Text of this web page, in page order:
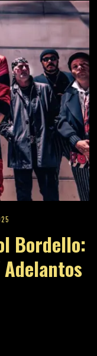
Bordello:
Adelantos